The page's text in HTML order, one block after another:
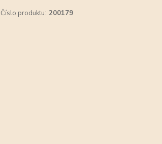
Číslo produktu: 200179